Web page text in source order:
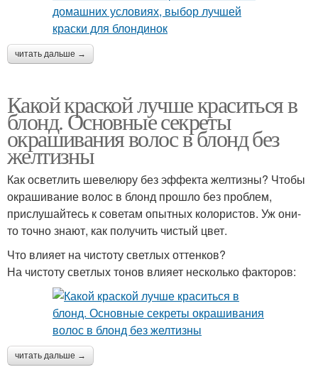
читать дальше →
Какой краской лучше краситься в
блонд. Основные секреты
окрашивания волос в блонд без
желтизны
Как осветлить шевелюру без эффекта желтизны? Чтобы
окрашивание волос в блонд прошло без проблем,
прислушайтесь к советам опытных колористов. Уж они-
то точно знают, как получить чистый цвет.
Что влияет на чистоту светлых оттенков?
На чистоту светлых тонов влияет несколько факторов:
читать дальше →